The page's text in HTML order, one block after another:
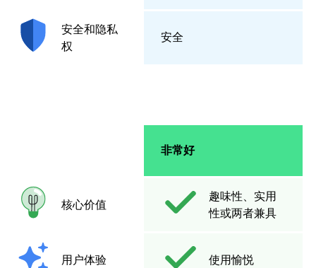
安全和隐私
权
安全
非常好
核心价值
趣味性、实用
性或两者兼具
用户体验 使用愉悦